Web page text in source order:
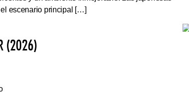
escenario principal […]
(2026)